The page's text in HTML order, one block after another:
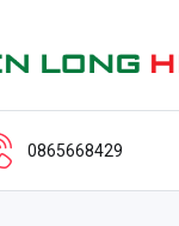
0865668429